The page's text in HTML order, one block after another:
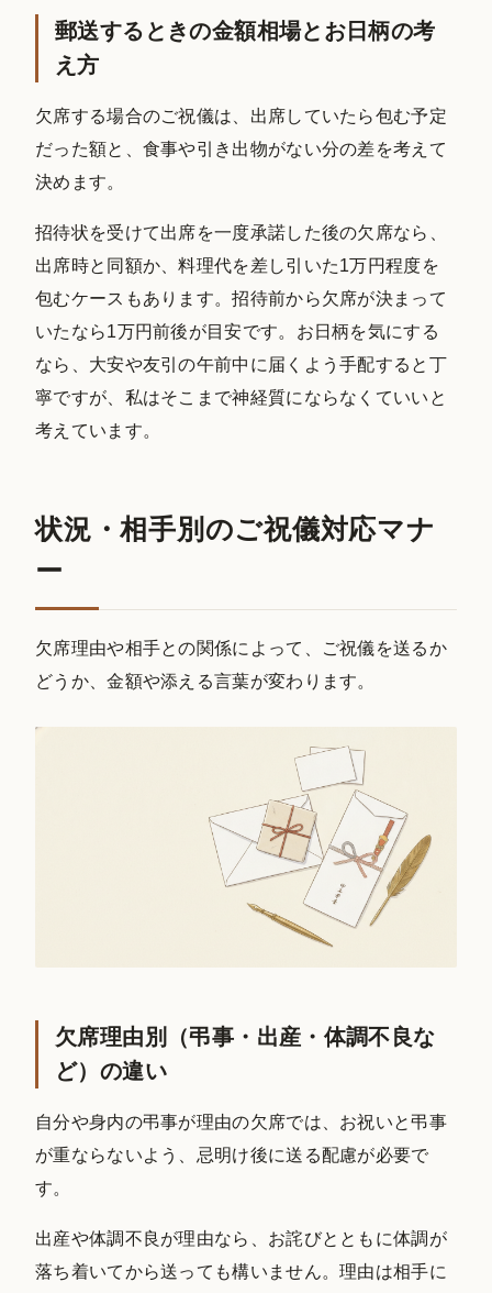
郵送するときの金額相場とお日柄の考
え方
欠席する場合のご祝儀は、出席していたら包む予定
だった額と、食事や引き出物がない分の差を考えて
決めます。
招待状を受けて出席を一度承諾した後の欠席なら、
出席時と同額か、料理代を差し引いた1万円程度を
包むケースもあります。招待前から欠席が決まって
いたなら1万円前後が目安です。お日柄を気にする
なら、大安や友引の午前中に届くよう手配すると丁
寧ですが、私はそこまで神経質にならなくていいと
考えています。
状況・相手別のご祝儀対応マナ
ー
欠席理由や相手との関係によって、ご祝儀を送るか
どうか、金額や添える言葉が変わります。
欠席理由別（弔事・出産・体調不良な
ど）の違い
自分や身内の弔事が理由の欠席では、お祝いと弔事
が重ならないよう、忌明け後に送る配慮が必要で
す。
出産や体調不良が理由なら、お詫びとともに体調が
落ち着いてから送っても構いません。理由は相手に